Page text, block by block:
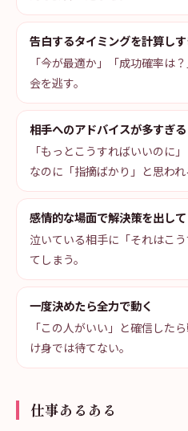
告白するタイミングを計算し
「今が最適か」「成功確率は
会を逃す。
相手へのアドバイスが多すぎる
「もっとこうすればいいのに
なのに「指摘ばかり」と思われ
感情的な場面で解決策を出し
泣いている相手に「それはこ
てしまう。
一度決めたら全力で動く
「この人がいい」と確信した
け身では待てない。
仕事あるある